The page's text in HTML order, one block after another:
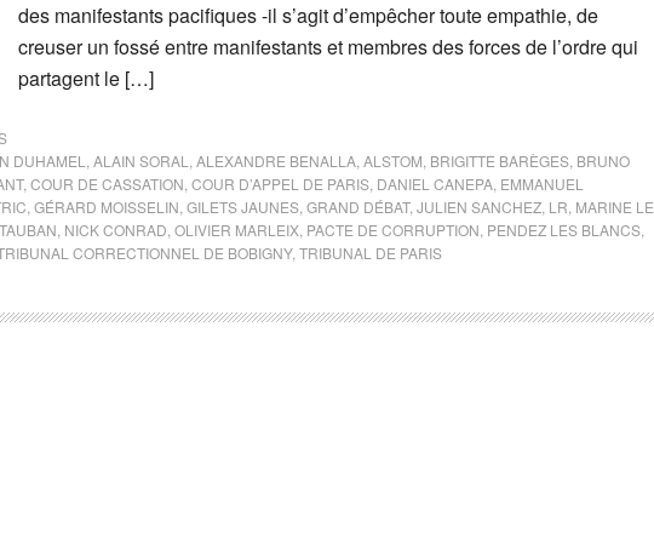
des manifestants pacifiques -il s’agit d’empêcher toute empathie, de
creuser un fossé entre manifestants et membres des forces de l’ordre qui
partagent le […]
DUHAMEL ALAIN SORAL ALEXANDRE BENALLA ALSTOM BRIGITTE BARÈGES BRUNO
, COUR DE CASSATION COUR D’APPEL DE PARIS DANIEL CANEPA EMMANUEL
GÉRARD MOISSELIN GILETS JAUNES GRAND DÉBAT, JULIEN SANCHEZ LR MARINE LE
NICK CONRAD OLIVIER MARLEIX PACTE DE CORRUPTION PENDEZ LES BLANCS
CORRECTIONNEL DE BOBIGNY, TRIBUNAL DE PARIS